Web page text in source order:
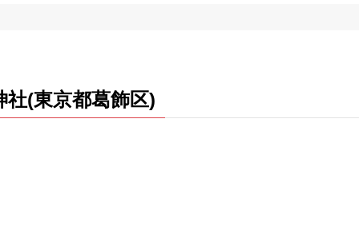
(東京都葛飾区)